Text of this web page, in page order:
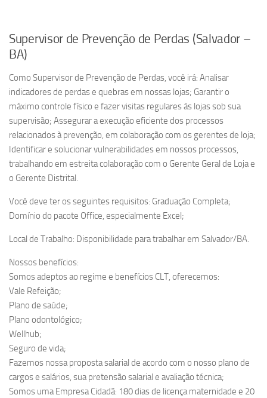
Supervisor de Prevenção de Perdas (Salvador –
BA)
Como Supervisor de Prevenção de Perdas, você irá: Analisar
indicadores de perdas e quebras em nossas lojas; Garantir o
máximo controle físico e fazer visitas regulares às lojas sob sua
supervisão; Assegurar a execução eficiente dos processos
relacionados à prevenção, em colaboração com os gerentes de loja;
Identificar e solucionar vulnerabilidades em nossos processos,
trabalhando em estreita colaboração com o Gerente Geral de Loja e
o Gerente Distrital.
Você deve ter os seguintes requisitos: Graduação Completa;
Domínio do pacote Office, especialmente Excel;
Local de Trabalho: Disponibilidade para trabalhar em Salvador/BA.
Nossos benefícios:
Somos adeptos ao regime e benefícios CLT, oferecemos:
Vale Refeição;
Plano de saúde;
Plano odontológico;
Wellhub;
Seguro de vida;
Fazemos nossa proposta salarial de acordo com o nosso plano de
cargos e salários, sua pretensão salarial e avaliação técnica;
Somos uma Empresa Cidadã: 180 dias de licença maternidade e 20